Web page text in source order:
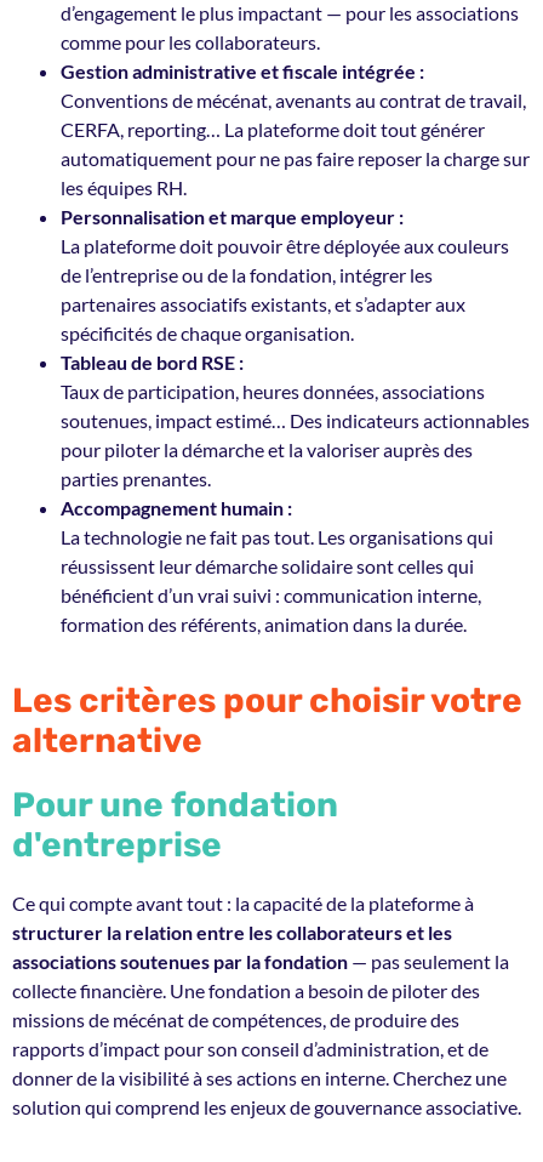
d’engagement le plus impactant — pour les associations
comme pour les collaborateurs.
Gestion administrative et fiscale intégrée :
Conventions de mécénat, avenants au contrat de travail,
CERFA, reporting… La plateforme doit tout générer
automatiquement pour ne pas faire reposer la charge sur
les équipes RH.
Personnalisation et marque employeur :
La plateforme doit pouvoir être déployée aux couleurs
de l’entreprise ou de la fondation, intégrer les
partenaires associatifs existants, et s’adapter aux
spécificités de chaque organisation.
Tableau de bord RSE :
Taux de participation, heures données, associations
soutenues, impact estimé… Des indicateurs actionnables
pour piloter la démarche et la valoriser auprès des
parties prenantes.
Accompagnement humain :
La technologie ne fait pas tout. Les organisations qui
réussissent leur démarche solidaire sont celles qui
bénéficient d’un vrai suivi : communication interne,
formation des référents, animation dans la durée.
Les critères pour choisir votre
alternative
Pour une fondation
d'entreprise
Ce qui compte avant tout : la capacité de la plateforme à
structurer la relation entre les collaborateurs et les
associations soutenues par la fondation — pas seulement la
collecte financière. Une fondation a besoin de piloter des
missions de mécénat de compétences, de produire des
rapports d’impact pour son conseil d’administration, et de
donner de la visibilité à ses actions en interne. Cherchez une
solution qui comprend les enjeux de gouvernance associative.